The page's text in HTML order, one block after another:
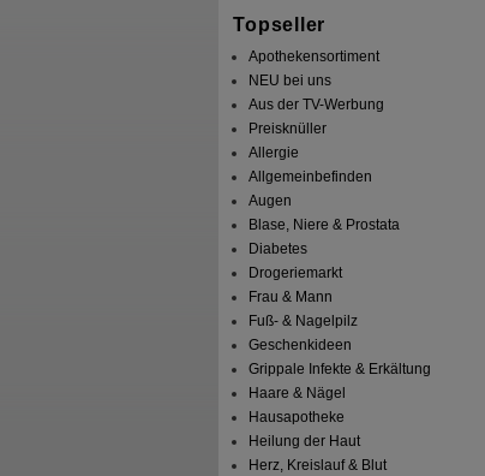
Topseller
Apothekensortiment
NEU bei uns
Aus der TV-Werbung
Preisknüller
Allergie
Allgemeinbefinden
Augen
Blase, Niere & Prostata
Diabetes
Drogeriemarkt
Frau & Mann
Fuß- & Nagelpilz
Geschenkideen
Grippale Infekte & Erkältung
Haare & Nägel
Hausapotheke
Heilung der Haut
Herz, Kreislauf & Blut